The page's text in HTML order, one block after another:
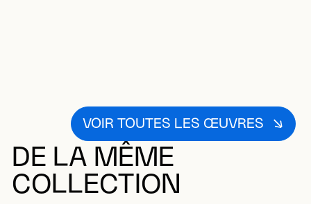
VOIR TOUTES LES ŒUVRES
DE LA MÊME
COLLECTION